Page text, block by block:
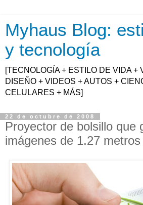
Myhaus Blog:
y tecnología
[TECNOLOGÍA + ESTILO DE VIDA +
DISEÑO + VIDEOS + AUTOS +
CELULARES + MÁS]
22 de octubre de 2008
Proyector de bolsillo que
imágenes de 1.27